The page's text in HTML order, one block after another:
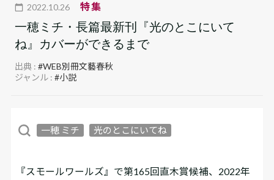
2022.10.26 特集
一穂ミチ・長篇最新刊『光のとこにいて
ね』カバーができるまで
出典 :#WEB別冊文藝春秋
ジャンル :#小説
一穂 ミチ 光のとこにいてね
『スモールワールズ』で第165回直木賞候補、2022年